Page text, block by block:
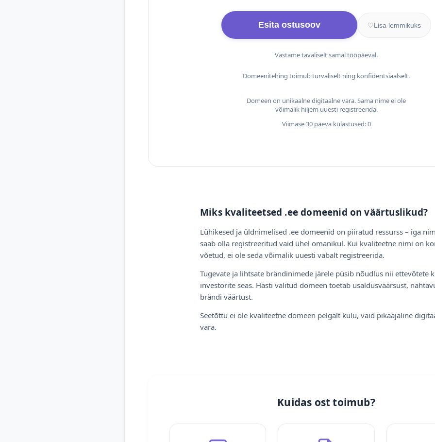
Esita ostusoov ♡Lisa lemmikuks
Vastame tavaliselt samal tööpäeval.
Domeenitehing toimub turvaliselt ning konfidentsiaalselt.
Domeen on unikaalne digitaalne vara. Sama nime ei ole
võimalik hiljem uuesti registreerida.
Viimase 30 päeva külastused: 0
Miks kvaliteetsed .ee domeenid on väärtuslikud?
Lühikesed ja üldnimelised .ee domeenid on piiratud ressurss – iga
saab olla registreeritud vaid ühel omanikul. Kui kvaliteetne nimi on
võetud, ei ole seda võimalik uuesti vabalt registreerida.
Tugevate ja lihtsate brändinimede järele püsib nõudlus nii ettevõtete
investorite seas. Hästi valitud domeen toetab usaldusväärsust,
brändi väärtust.
Seetõttu ei ole kvaliteetne domeen pelgalt kulu, vaid pikaajaline
vara.
Kuidas ost toimub?